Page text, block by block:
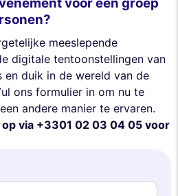
meeslepende
digitale tentoonstellingen van
en duik in de wereld van de
ons formulier in om nu te
andere manier te ervaren.
via +3301 02 03 04 05 voor